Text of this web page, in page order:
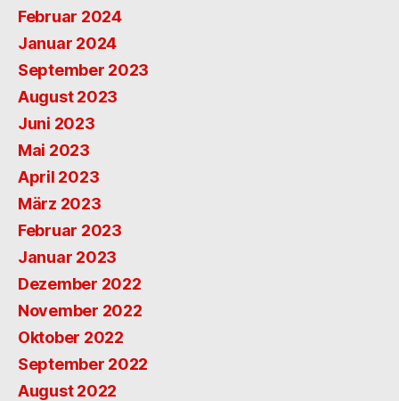
Februar 2024
Januar 2024
September 2023
August 2023
Juni 2023
Mai 2023
April 2023
März 2023
Februar 2023
Januar 2023
Dezember 2022
November 2022
Oktober 2022
September 2022
August 2022